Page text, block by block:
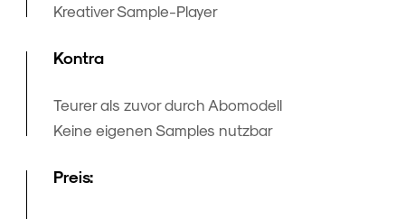
Kreativer Sample-Player
Kontra
Teurer als zuvor durch Abomodell
Keine eigenen Samples nutzbar
Preis: